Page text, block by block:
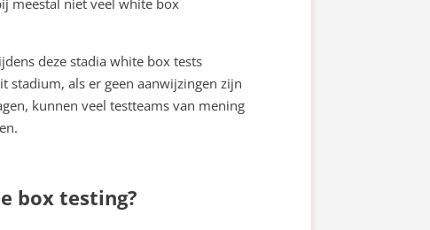
deze stadia white box tests
stadium, als er geen aanwijzingen zijn
kunnen veel testteams van mening
box testing?